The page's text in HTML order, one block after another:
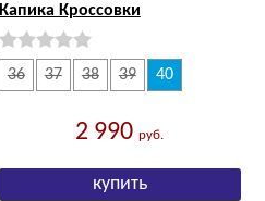
Капика Кроссовки
36 37 38 39 40
2 990руб.